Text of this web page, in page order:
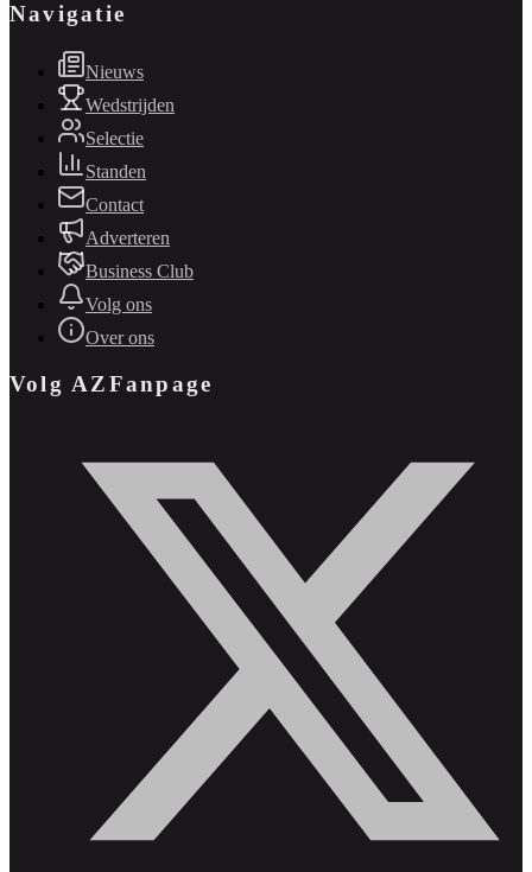
Navigatie
Nieuws
Wedstrijden
Selectie
Standen
Contact
Adverteren
Business Club
Volg ons
Over ons
Volg AZFanpage